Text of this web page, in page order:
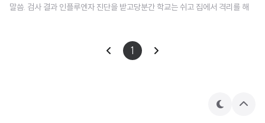
말씀. 검사 결과 인플루엔자 진단을 받고당분간 학교는 쉬고 집에서 격리를 해
되냐고, 학원도 가면 안되냐고, 꼭 가고 싶다고 말하고할머니께서는 당신도 일
을 하러 가야해서 집에서 아이를 돌볼 사람이 없다고 하신다. 사정은 딱하지만
도 나 집에 혼자서 있을 수 있는데... 대신 할머니가 걱정을 하시겠지." 환자차트
1
테
상